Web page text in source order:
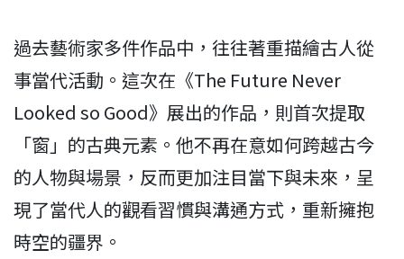
過去藝術家多件作品中，往往著重描繪古人從
事當代活動。這次在《The Future Never
Looked so Good》展出的作品，則首次提取
「窗」的古典元素。他不再在意如何跨越古今
的人物與場景，反而更加注目當下與未來，呈
現了當代人的觀看習慣與溝通方式，重新擁抱
時空的疆界。